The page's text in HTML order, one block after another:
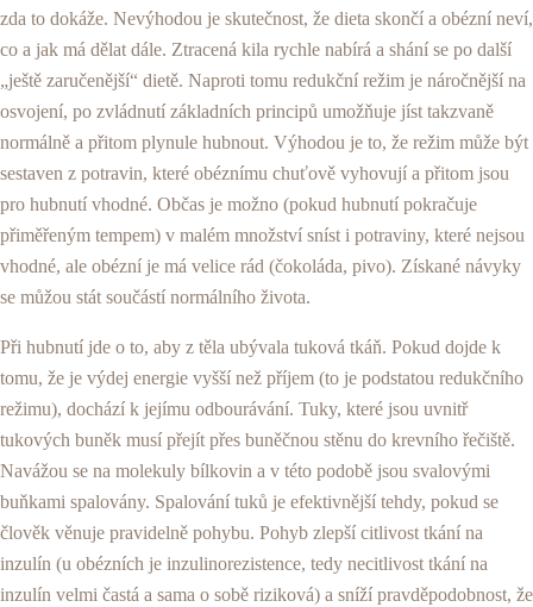
zda to dokáže. Nevýhodou je skutečnost, že dieta skončí a obézní neví,
co a jak má dělat dále. Ztracená kila rychle nabírá a shání se po další
„ještě zaručenější“ dietě. Naproti tomu redukční režim je náročnější na
osvojení, po zvládnutí základních principů umožňuje jíst takzvaně
normálně a přitom plynule hubnout. Výhodou je to, že režim může být
sestaven z potravin, které obéznímu chuťově vyhovují a přitom jsou
pro hubnutí vhodné. Občas je možno (pokud hubnutí pokračuje
přiměřeným tempem) v malém množství sníst i potraviny, které nejsou
vhodné, ale obézní je má velice rád (čokoláda, pivo). Získané návyky
se můžou stát součástí normálního života.
Při hubnutí jde o to, aby z těla ubývala tuková tkáň. Pokud dojde k
tomu, že je výdej energie vyšší než příjem (to je podstatou redukčního
režimu), dochází k jejímu odbourávání. Tuky, které jsou uvnitř
tukových buněk musí přejít přes buněčnou stěnu do krevního řečiště.
Navážou se na molekuly bílkovin a v této podobě jsou svalovými
buňkami spalovány. Spalování tuků je efektivnější tehdy, pokud se
člověk věnuje pravidelně pohybu. Pohyb zlepší citlivost tkání na
inzulín (u obézních je inzulinorezistence, tedy necitlivost tkání na
inzulín velmi častá a sama o sobě riziková) a sníží pravděpodobnost, že